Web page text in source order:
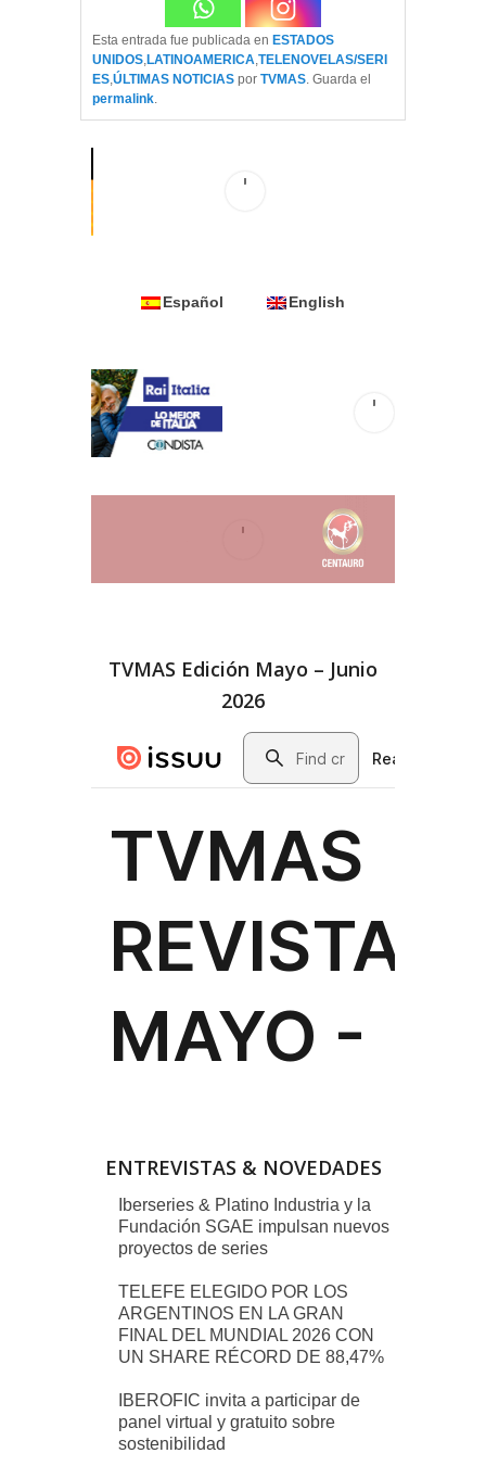
Esta entrada fue publicada en ESTADOS
UNIDOS LATINOAMERICA TELENOVELAS/SERI
ES ÚLTIMAS NOTICIAS por TVMAS . Guarda el
permalink
Español English
TVMAS Edición Mayo – Junio
2026
ENTREVISTAS & NOVEDADES
Iberseries & Platino Industria y la
Fundación SGAE impulsan nuevos
proyectos de series
TELEFE ELEGIDO POR LOS
ARGENTINOS EN LA GRAN
FINAL DEL MUNDIAL 2026 CON
UN SHARE RÉCORD DE 88,47%
IBEROFIC invita a participar de
panel virtual y gratuito sobre
sostenibilidad